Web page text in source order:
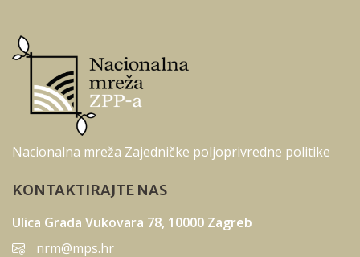
Nacionalna mreža Zajedničke poljoprivredne politike
KONTAKTIRAJTE NAS
Ulica Grada Vukovara 78, 10000 Zagreb
nrm@mps.hr